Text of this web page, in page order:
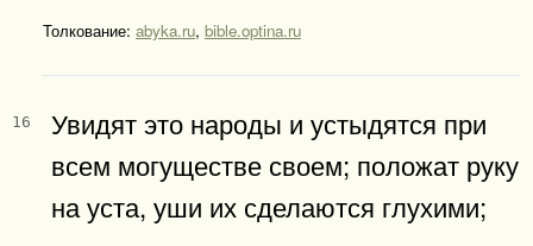
Толкование: abyka.ru, bible.optina.ru
16
Увидят это народы и устыдятся при
всем могуществе своем; положат руку
на уста, уши их сделаются глухими;